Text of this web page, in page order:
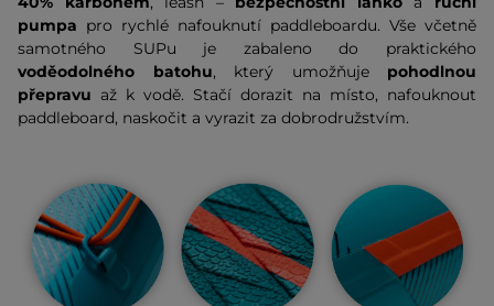
pumpa pro rychlé nafouknutí paddleboardu. Vše včetně
samotného SUPu je zabaleno do praktického
voděodolného batohu, který umožňuje pohodlnou
přepravu až k vodě. Stačí dorazit na místo, nafouknout
paddleboard, naskočit a vyrazit za dobrodružstvím.